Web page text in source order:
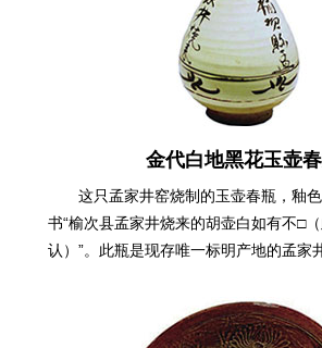
金代白地黑花玉壶
这只孟家井窑烧制的玉壶春瓶，釉
书“榆次县孟家井烧来的胡壶白如有不□
认）”。此瓶是现存唯一标明产地的孟家